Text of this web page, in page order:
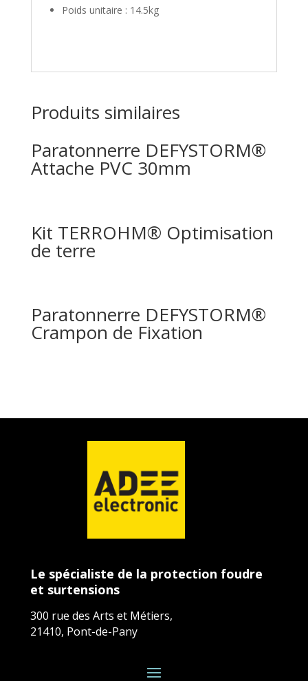
Poids unitaire : 14.5kg
Produits similaires
Paratonnerre DEFYSTORM®
Attache PVC 30mm
Kit TERROHM® Optimisation
de terre
Paratonnerre DEFYSTORM®
Crampon de Fixation
Le spécialiste de la protection foudre
et surtensions
300 rue des Arts et Métiers,
21410, Pont-de-Pany